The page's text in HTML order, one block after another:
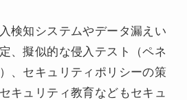
検知システムやデータ漏えい
、擬似的な侵入テスト（ペネ
、セキュリティポリシーの策
キュリティ教育などもセキュ